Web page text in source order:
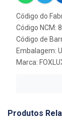
Código do
Código NCM:
Código de
Embalagem:
Marca:
Produtos